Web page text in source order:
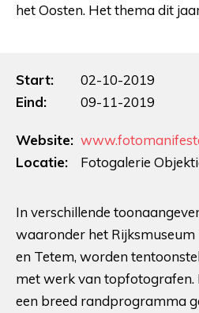
het Oosten. Het thema dit
Start:
02-10-2019
Eind:
09-11-2019
Website:
Locatie:
Fotogalerie
In verschillende
waaronder het Rijksmuseum
en Tetem, worden
met werk van topfotografen.
een breed randprogramma